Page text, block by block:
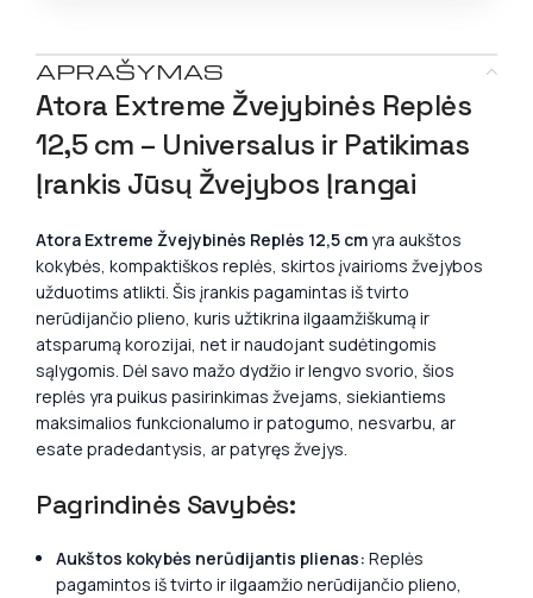
APRAŠYMAS
Atora Extreme Žvejybinės Replės
12,5 cm – Universalus ir Patikimas
Įrankis Jūsų Žvejybos Įrangai
Atora Extreme Žvejybinės Replės 12,5 cmyra aukštos
kokybės, kompaktiškos replės, skirtos įvairioms žvejybos
užduotims atlikti. Šis įrankis pagamintas iš tvirto
nerūdijančio plieno, kuris užtikrina ilgaamžiškumą ir
atsparumą korozijai, net ir naudojant sudėtingomis
sąlygomis. Dėl savo mažo dydžio ir lengvo svorio, šios
replės yra puikus pasirinkimas žvejams, siekiantiems
maksimalios funkcionalumo ir patogumo, nesvarbu, ar
esate pradedantysis, ar patyręs žvejys.
Pagrindinės Savybės:
Aukštos kokybės nerūdijantis plienas: Replės
pagamintos iš tvirto ir ilgaamžio nerūdijančio plieno,